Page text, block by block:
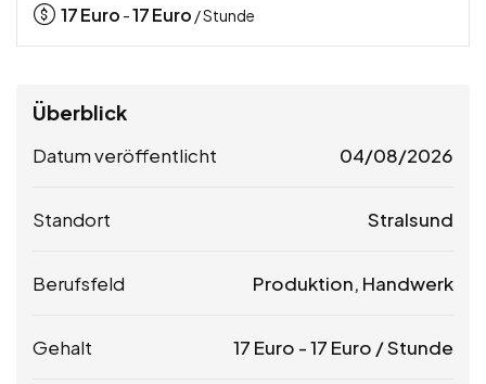
17Euro -17Euro / Stunde
Überblick
Datum veröffentlicht 04/08/2026
Standort Stralsund
Berufsfeld Produktion, Handwerk
Gehalt 17 Euro -17 Euro / Stunde